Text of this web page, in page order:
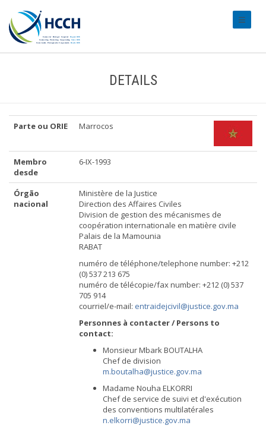
DETAILS
Parte ou ORIE Marrocos
Membro
desde
6-IX-1993
Órgão
nacional
Ministère de la Justice
Direction des Affaires Civiles
Division de gestion des mécanismes de
coopération internationale en matière civile
Palais de la Mamounia
RABAT
numéro de téléphone/telephone number: +212
(0) 537 213 675
numéro de télécopie/fax number: +212 (0) 537
705 914
courriel/e-mail: entraidejcivil@justice.gov.ma
Personnes à contacter / Persons to
contact:
Monsieur Mbark BOUTALHA
Chef de division
m.boutalha@justice.gov.ma
Madame Nouha ELKORRI
Chef de service de suivi et d'exécution
des conventions multilatérales
n.elkorri@justice.gov.ma